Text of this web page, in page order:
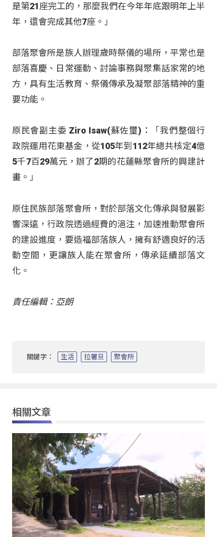
是第21座完工的，那麼我們在今年年底跟明年上半
年，還會完成其他7座。」
部落聚會所是族人辦理歲時祭儀的場所，平常也是
部落喜慶、日常運動、討論事務與聚集話家常的地
方，具有生活教育、祭儀傳承及凝聚部落精神的重
要功能。
原民會副主委 Ziro Isaw(蘇佐璽)：「我們整個行
政院運用花東基金，從105年到112年總共核定4億
5千7百29萬元，辦了2期的花蓮縣聚會所的興建計
畫。」
原住民族部落聚會所，對於部落文化傳承與發展影
響深遠，行政院透過經費的浥注，加速推動聚會所
的建設進度，要造福部落族人，擁有舒適良好的活
動空間，更讓族人能在聚會所，傳承延續部落文
化。
責任編輯：亞朗
關鍵字： 生活 拉署旦 聚會所
相關文章